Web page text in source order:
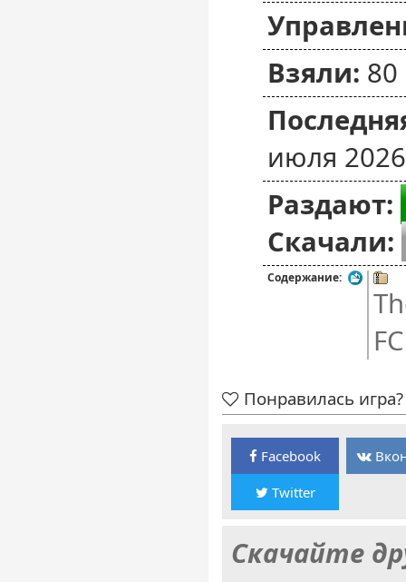
Взяли:
июля
Раздают:
Скачали:
Содержание:
Понравилась
Facebook
Twitter
Скачайте